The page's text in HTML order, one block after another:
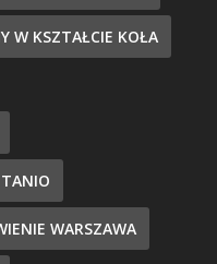
W KSZTAŁCIE KOŁA
WARSZAWA